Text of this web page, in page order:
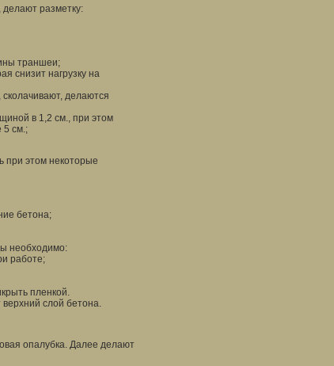
делают разметку:
траншеи;
снизит нагрузку на
делаются
в 1,2 см., при этом
5 см.;
при этом некоторые
бетона;
необходимо:
работе;
пленкой.
слой бетона.
опалубка. Далее делают